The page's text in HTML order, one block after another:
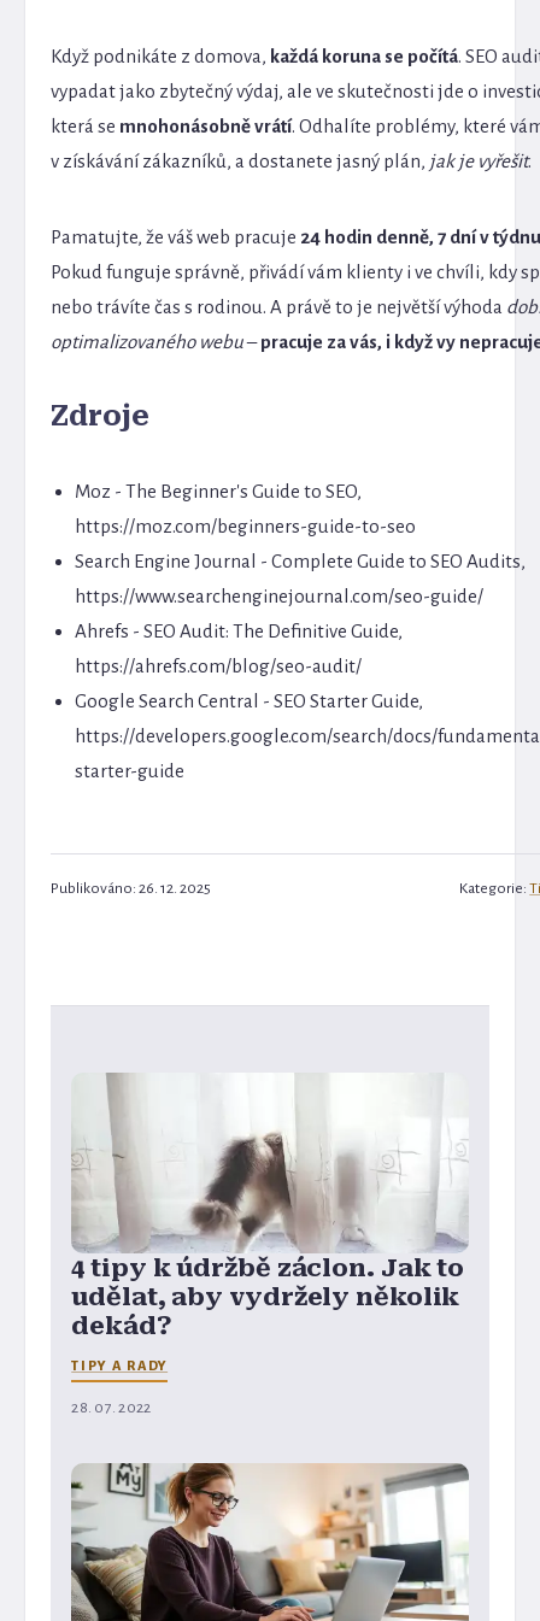
Když podnikáte z domova, každá koruna se počítá. SEO
vypadat jako zbytečný výdaj, ale ve skutečnosti jde o
která se mnohonásobně vrátí. Odhalíte problémy, které
v získávání zákazníků, a dostanete jasný plán, jak je vyřešit.
Pamatujte, že váš web pracuje 24 hodin denně, 7 dní v
Pokud funguje správně, přivádí vám klienty i ve chvíli, kdy
nebo trávíte čas s rodinou. A právě to je největší výhoda
optimalizovaného webu–pracuje za vás, i když vy
Zdroje
Moz - The Beginner's Guide to SEO,
https://moz.com/beginners-guide-to-seo
Search Engine Journal - Complete Guide to SEO Audits,
https://www.searchenginejournal.com/seo-guide/
Ahrefs - SEO Audit: The Definitive Guide,
https://ahrefs.com/blog/seo-audit/
Google Search Central - SEO Starter Guide,
https://developers.google.com/search/docs/
starter-guide
Publikováno: 26. 12. 2025 Kategorie:
4 tipy k údržbě záclon. Jak to
udělat, aby vydržely několik
dekád?
TIPY A RADY
28. 07. 2022